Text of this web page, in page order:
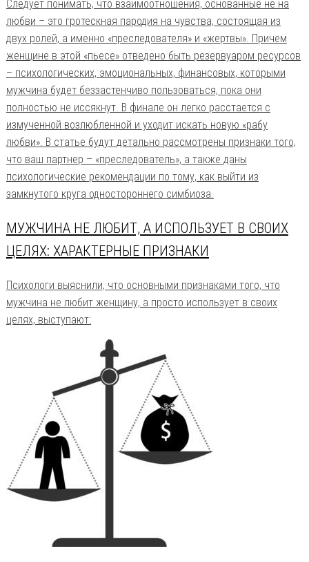
Следует понимать, что взаимоотношения, основанные не на
любви – это гротескная пародия на чувства, состоящая из
двух ролей, а именно «преследователя» и «жертвы». Причем
женщине в этой «пьесе» отведено быть резервуаром ресурсов
– психологических, эмоциональных, финансовых, которыми
мужчина будет беззастенчиво пользоваться, пока они
полностью не иссякнут. В финале он легко расстается с
измученной возлюбленной и уходит искать новую «рабу
любви». В статье будут детально рассмотрены признаки того,
что ваш партнер – «преследователь», а также даны
психологические рекомендации по тому, как выйти из
замкнутого круга одностороннего симбиоза.
МУЖЧИНА НЕ ЛЮБИТ, А ИСПОЛЬЗУЕТ В СВОИХ
ЦЕЛЯХ: ХАРАКТЕРНЫЕ ПРИЗНАКИ
Психологи выяснили, что основными признаками того, что
мужчина не любит женщину, а просто использует в своих
целях, выступают: